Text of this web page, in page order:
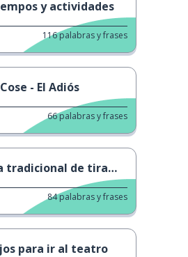
y actividades
116palabras y frases
- El Adiós
66palabras y frases
de tiramisù
84palabras y frases
para ir al teatro